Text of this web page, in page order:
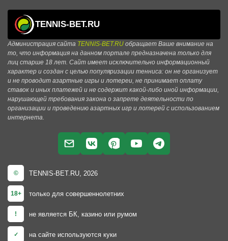
TENNIS-BET.RU
Администрация сайта TENNIS-BET.RU обращает Ваше внимание на
то, что информация на данном портале предназначена только для
лиц старше 18 лет. Сайт имеет исключительно информационный
характер и создан с целью популяризации тенниса: он не организует
и не проводит азартные игры и лотереи, не принимает оплату
ставок и иных платежей и не содержит какой-либо иной информации,
нарушающей требования закона о запрете деятельности по
организации и проведению азартных игр и лотерей с использованием
интернета.
© TENNIS-BET.RU, 2026
18+ только для совершеннолетних
! не является БК, казино или румом
✓ на сайте используются куки